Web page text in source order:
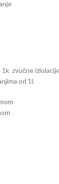
zvučne
od 1l.